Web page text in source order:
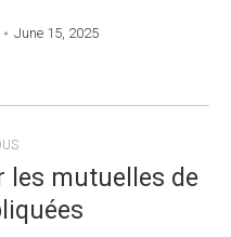
June 15, 2025
Previous
les mutuelles de